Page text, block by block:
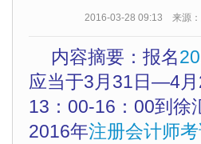
2016-03-28 09:13 来源：
内容摘要：报名
应当于3月31日—4
13：00-16：00到徐
2016年注册会计师